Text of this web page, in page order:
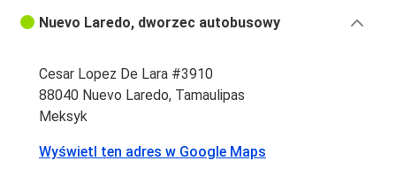
Nuevo Laredo, dworzec autobusowy
Cesar Lopez De Lara #3910
88040 Nuevo Laredo, Tamaulipas
Meksyk
Wyświetl ten adres w Google Maps